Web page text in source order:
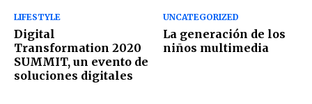
LIFESTYLE
Digital
Transformation 2020
SUMMIT, un evento de
soluciones digitales
UNCATEGORIZED
La generación de los
niños multimedia